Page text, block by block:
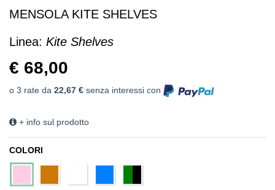
MENSOLA KITE SHELVES
Linea: Kite Shelves
€ 68,00
o 3 rate da 22,67 € senza interessi con
+ info sul prodotto
COLORI